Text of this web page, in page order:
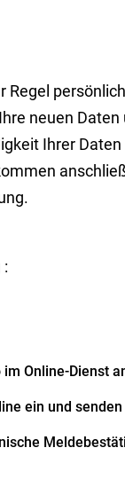
Regel
neuen
Ihrer
Online-Dienst
ein und